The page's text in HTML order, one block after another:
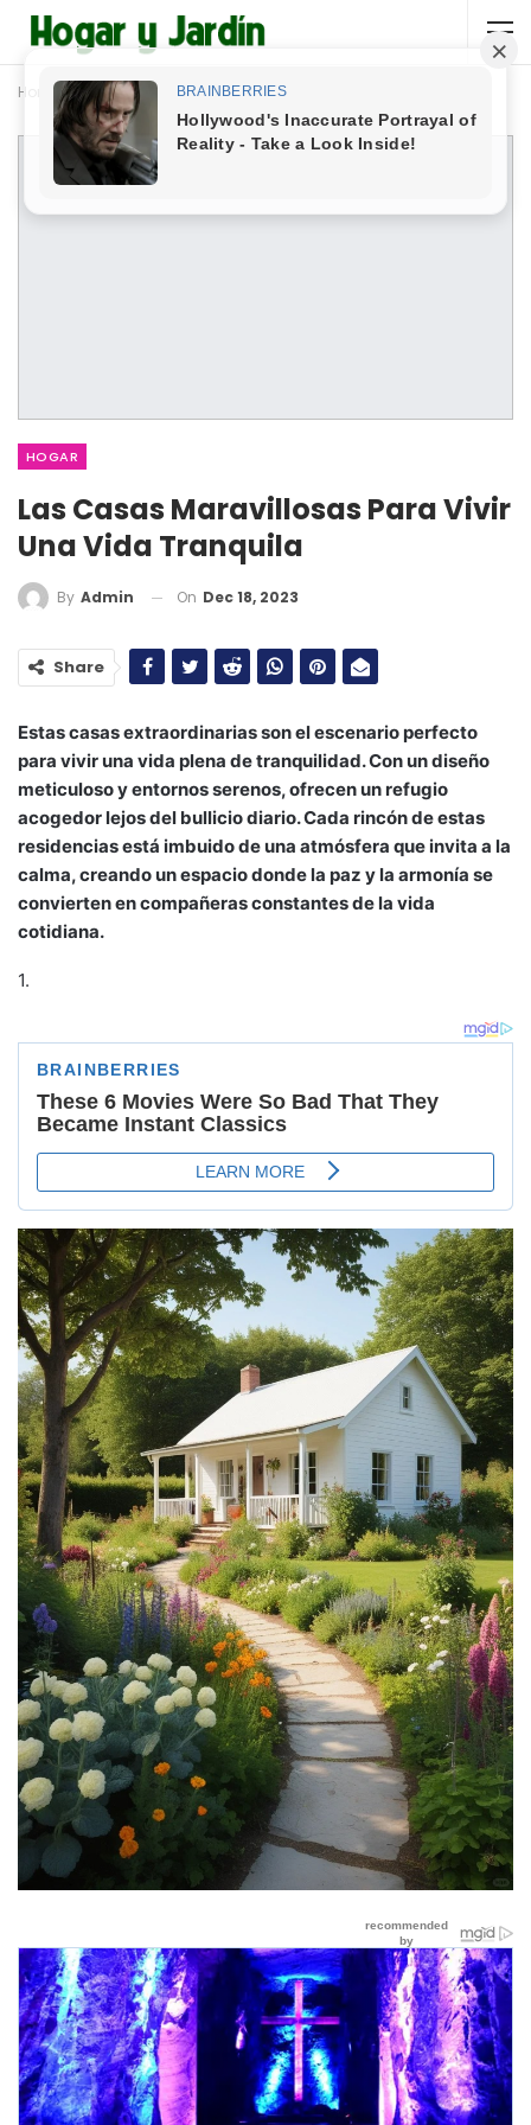
Home Hogar
HOGAR
Las Casas Maravillosas Para Vivir
Una Vida Tranquila
By Admin On Dec 18, 2023
Share
Estas casas extraordinarias son el escenario perfecto
para vivir una vida plena de tranquilidad. Con un diseño
meticuloso y entornos serenos, ofrecen un refugio
acogedor lejos del bullicio diario. Cada rincón de estas
residencias está imbuido de una atmósfera que invita a la
calma, creando un espacio donde la paz y la armonía se
convierten en compañeras constantes de la vida
cotidiana.
1.